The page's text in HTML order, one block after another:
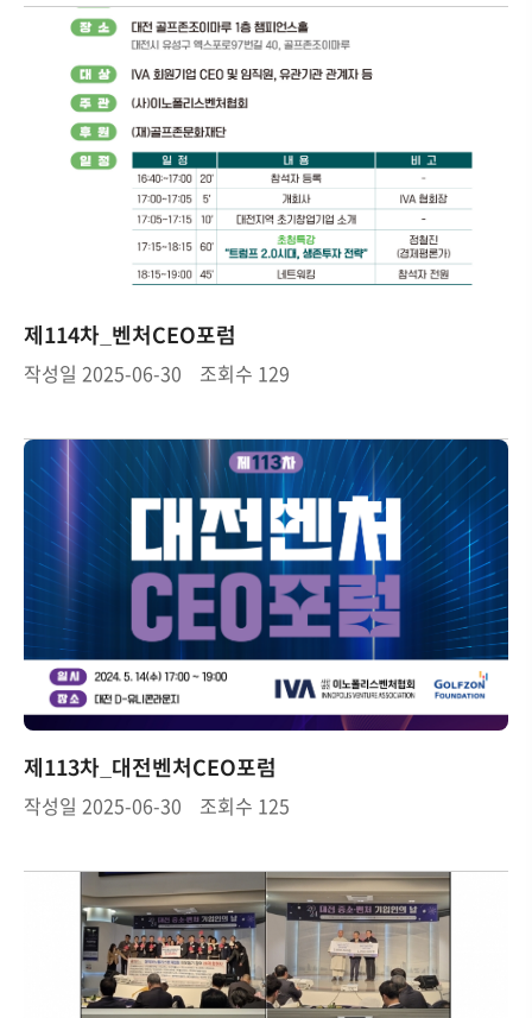
제114차_벤처CEO포럼
작성일 2025-06-30 조회수 129
제113차_대전벤처CEO포럼
작성일 2025-06-30 조회수 125